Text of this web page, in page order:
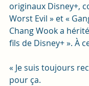
originaux Disney+,
Worst Evil » et «
Chang Wook a
fils de Disney+ ». À
« Je suis toujours
pour ça.